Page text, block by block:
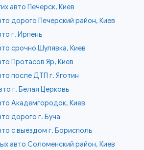
авто Печерск, Киев
дорого Печерский район, Киев
г. Ирпень
срочно Шулявка, Киев
Протасов Яр, Киев
после ДТП г. Яготин
г. Белая Церковь
Академгородок, Киев
дорого г. Буча
с выездом г. Борисполь
авто Соломенский район, Киев